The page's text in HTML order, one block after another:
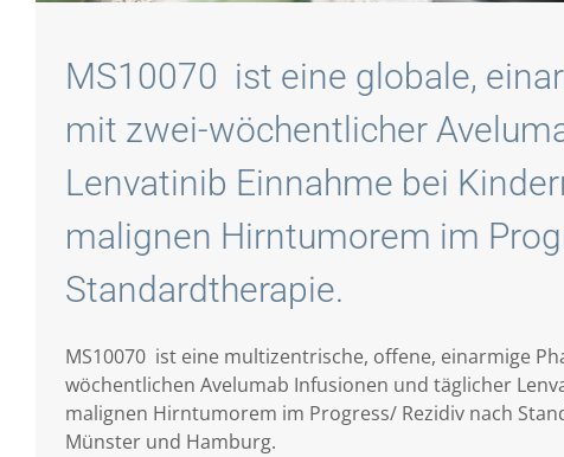
MS10070 ist eine globale,
mit zwei-wöchentlicher
Lenvatinib Einnahme bei
malignen Hirntumorem im
Standardtherapie.
MS10070 ist eine multizentrische, offene, einarmige
wöchentlichen Avelumab Infusionen und täglicher
malignen Hirntumorem im Progress/ Rezidiv nach
Münster und Hamburg.